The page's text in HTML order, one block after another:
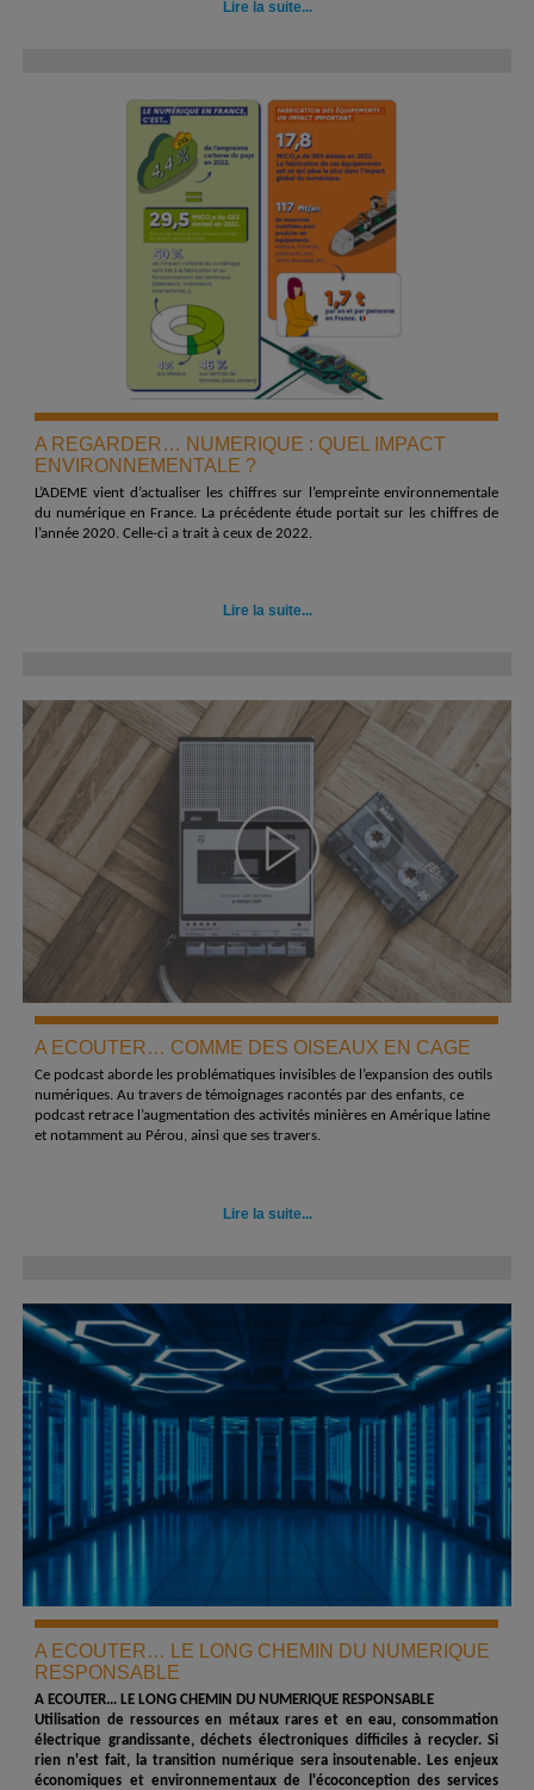
Lire la suite...
A REGARDER… NUMERIQUE : QUEL IMPACT
ENVIRONNEMENTALE ?
L’ADEME vient d’actualiser les chiffres sur l’empreinte environnementale
du numérique en France. La précédente étude portait sur les chiffres de
l’année 2020. Celle-ci a trait à ceux de 2022.
Lire la suite...
A ECOUTER… COMME DES OISEAUX EN CAGE
Ce podcast aborde les problématiques invisibles de l’expansion des outils
numériques. Au travers de témoignages racontés par des enfants, ce
podcast retrace l’augmentation des activités minières en Amérique latine
et notamment au Pérou, ainsi que ses travers.
Lire la suite...
A ECOUTER… LE LONG CHEMIN DU NUMERIQUE
RESPONSABLE
A ECOUTER… LE LONG CHEMIN DU NUMERIQUE RESPONSABLE
Utilisation de ressources en métaux rares et en eau, consommation
électrique grandissante, déchets électroniques difficiles à recycler. Si
rien n'est fait, la transition numérique sera insoutenable. Les enjeux
économiques et environnementaux de l'écoconception des services